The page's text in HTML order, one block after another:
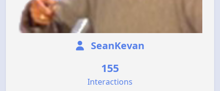
SeanKevan
155
Interactions